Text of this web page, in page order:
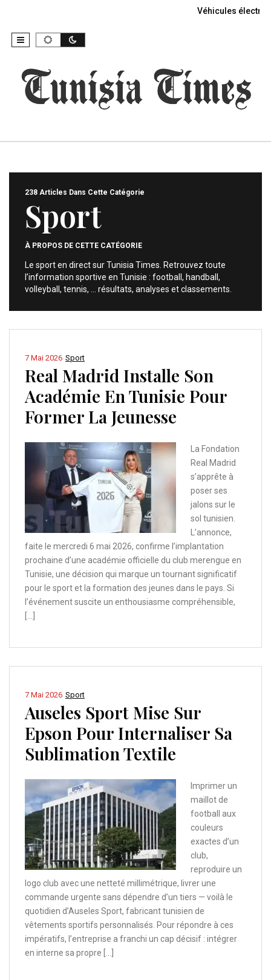
Véhicules
238 Articles Dans Cette Catégorie
Sport
À PROPOS DE CETTE CATÉGORIE
Le sport en direct sur Tunisia Times. Retrouvez toute
l’information sportive en Tunisie : football, handball,
volleyball, tennis, … résultats, analyses et classements.
Sport
7 Mai 2026
Real Madrid Installe Son
Académie En Tunisie Pour
Former La Jeunesse
La Fondation
Real Madrid
s’apprête à
poser ses
jalons sur le
sol tunisien.
L’annonce,
faite le mercredi 6 mai 2026, confirme l’implantation
prochaine d’une académie officielle du club merengue en
Tunisie, une décision qui marque un tournant significatif
pour le sport et la formation des jeunes dans le pays. Si
l’événement suscite un enthousiasme compréhensible,
[…]
Sport
7 Mai 2026
Auseles Sport Mise Sur
Epson Pour Internaliser Sa
Sublimation Textile
Imprimer un
maillot de
football aux
couleurs
exactes d’un
club,
reproduire un
logo club avec une netteté millimétrique, livrer une
commande urgente sans dépendre d’un tiers — voilà le
quotidien d’Auseles Sport, fabricant tunisien de
vêtements sportifs personnalisés. Pour répondre à ces
impératifs, l’entreprise a franchi un cap décisif : intégrer
en interne sa propre […]